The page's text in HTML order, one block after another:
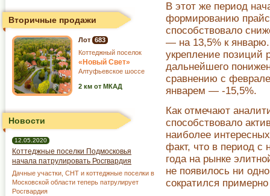
В этот же период
формированию
способствовало
— на 13,5% к
укрепление позиций
дальнейшего
сравнению с
январем — -15,5%.
Как отмечают
способствовало
наиболее
факт, что в период с
года на рынке
не появилось ни
сократился
Вторичные продажи
Лот 683
Коттеджный поселок
«Новый Свет»
Алтуфьевское шоссе
2 км от МКАД
Новости
12.05.2020
Коттеджные поселки Подмосковья
начала патрулировать Росгвардия
Дачные участки, СНТ и коттеджные поселки в
Московской области теперь патрулирует
Росгвардия